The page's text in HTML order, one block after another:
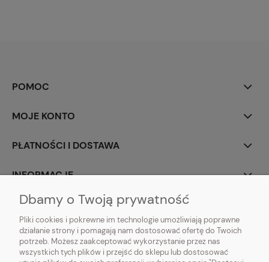
POMOC
MOJE KONTO
PŁATNOŚCI I DOSTAWA
INFORMACJE
O NAS
Dbamy o Twoją prywatność
Pliki cookies i pokrewne im technologie umożliwiają poprawne
działanie strony i pomagają nam dostosować ofertę do Twoich
potrzeb. Możesz zaakceptować wykorzystanie przez nas
wszystkich tych plików i przejść do sklepu lub dostosować